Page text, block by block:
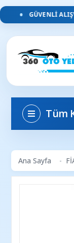
GÜVENLI
Tüm
Ana Sayfa